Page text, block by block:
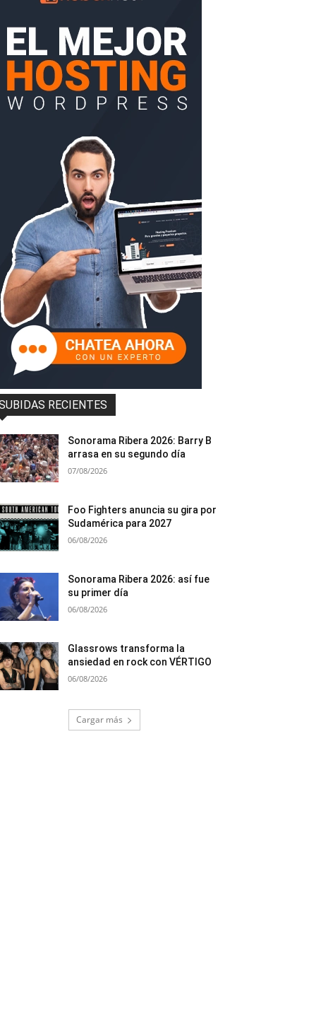
RECIENTES
Sonorama Ribera 2026: Barry B
arrasa en su segundo día
07/08/2026
Foo Fighters anuncia su gira por
Sudamérica para 2027
06/08/2026
Sonorama Ribera 2026: así fue
su primer día
06/08/2026
Glassrows transforma la
ansiedad en rock con VÉRTIGO
06/08/2026
Cargar más